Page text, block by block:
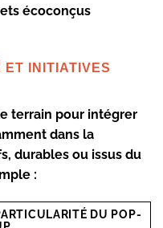
écoconçus
ET INITIATIVES
terrain pour intégrer
dans la
durables ou issus du
:
DU POP-